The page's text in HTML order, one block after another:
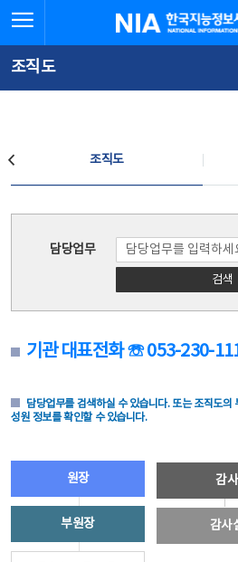
문
로
가
체
뉴
바
가
한국지능정보사회진흥
조직도
조직도
담당업무
검색
기관 대표전화 ☏ 053-230-
담당업무를 검색하실 수 있습니다. 또는 조직도의
성원 정보를 확인할 수 있습니다.
원장
부원장
감사
감사